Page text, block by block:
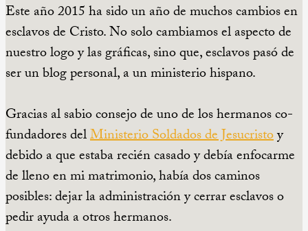
Este año 2015 ha sido un año de muchos cambios en
esclavos de Cristo. No solo cambiamos el aspecto de
nuestro logo y las gráficas, sino que, esclavos pasó de
ser un blog personal, a un ministerio hispano.
Gracias al sabio consejo de uno de los hermanos co-
fundadores delMinisterio Soldados de Jesucristoy
debido a que estaba recién casado y debía enfocarme
de lleno en mi matrimonio, había dos caminos
posibles: dejar la administración y cerrar esclavos o
pedir ayuda a otros hermanos.